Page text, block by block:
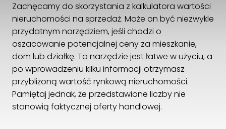
monika@yoda.nieruchomosci.pl
Zachęcamy do skorzystania z kalkulatora wartości
nieruchomości na sprzedaż. Może on być niezwykle
przydatnym narzędziem, jeśli chodzi o
oszacowanie potencjalnej ceny za mieszkanie,
dom lub działkę. To narzędzie jest łatwe w użyciu, a
po wprowadzeniu kilku informacji otrzymasz
przybliżoną wartość rynkową nieruchomości.
Pamiętaj jednak, że przedstawione liczby nie
stanowią faktycznej oferty handlowej.